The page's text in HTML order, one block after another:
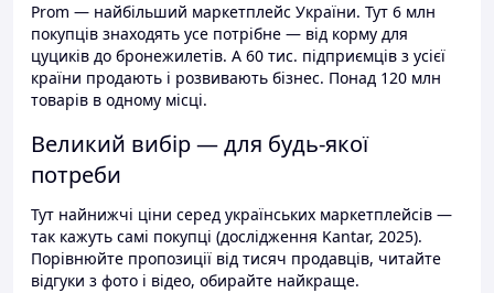
Prom — найбільший маркетплейс України. Тут 6 млн
покупців знаходять усе потрібне — від корму для
цуциків до бронежилетів. А 60 тис. підприємців з усієї
країни продають і розвивають бізнес. Понад 120 млн
товарів в одному місці.
Великий вибір — для будь-якої
потреби
Тут найнижчі ціни серед українських маркетплейсів —
так кажуть самі покупці (дослідження Kantar, 2025).
Порівнюйте пропозиції від тисяч продавців, читайте
відгуки з фото і відео, обирайте найкраще.